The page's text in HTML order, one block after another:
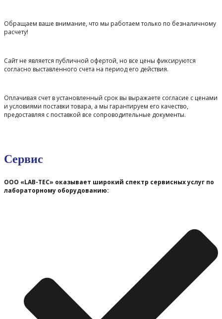
Обращаем ваше внимание, что мы работаем только по безналичному
расчету!
Сайт не является публичной офертой, но все цены фиксируются
согласно выставленного счета на период его действия.
Оплачивая счет в установленный срок вы выражаете согласие с ценами
и условиями поставки товара, а мы гарантируем его качество,
предоставляя с поставкой все сопроводительные документы.
Сервис
ООО «LAB-TEC» оказывает широкий спектр сервисных услуг по
лабораторному оборудованию: